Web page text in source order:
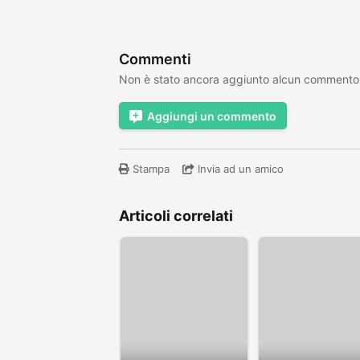
Commenti
Non è stato ancora aggiunto alcun commento
Aggiungi un commento
Stampa Invia ad un amico
Articoli correlati